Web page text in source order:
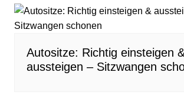
Autositze: Richtig einsteigen
aussteigen – Sitzwangen